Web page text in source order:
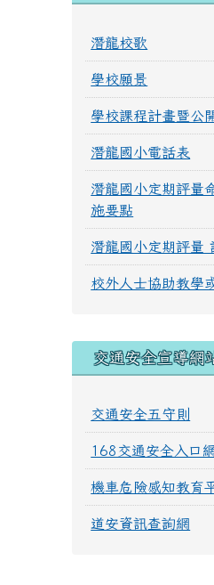
潛龍校歌
學校願景
學校課程計畫暨公
潛龍國小電話表
潛龍國小定期評量
施要點
潛龍國小定期評量
校外人士協助教學
交通安全宣導網
交通安全五守則
168交通安全入口網
機車危險感知教育
道安資訊查詢網